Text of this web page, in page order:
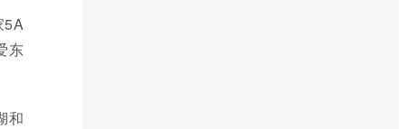
5A
东
和